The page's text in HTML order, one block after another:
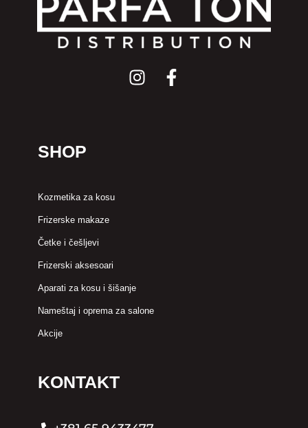
I
n
F
a
SHOP
Kozmetika za kosu
Frizerske makaze
Četke i češljevi
Frizerski aksesoari
Aparati za kosu i šišanje
Nameštaj i oprema za salone
Akcije
KONTAKT